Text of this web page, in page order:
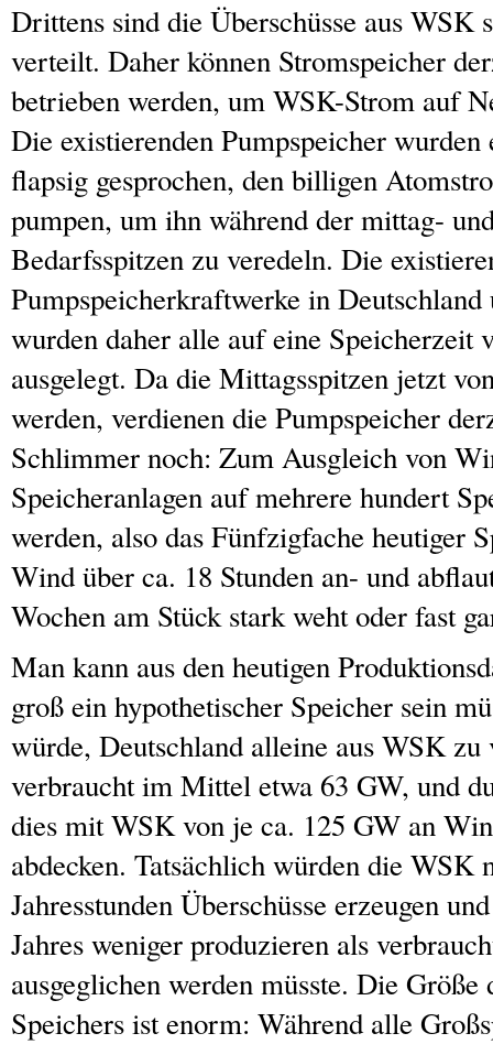
Drittens sind die Überschüsse aus WSK
verteilt. Daher können Stromspeicher
betrieben werden, um WSK-Strom auf
Die existierenden Pumpspeicher
flapsig gesprochen, den billigen
pumpen, um ihn während der mittag-
Bedarfsspitzen zu veredeln. Die
Pumpspeicherkraftwerke in
wurden daher alle auf eine Speicherzeit
ausgelegt. Da die Mittagsspitzen jetzt
werden, verdienen die Pumpspeicher
Schlimmer noch: Zum Ausgleich von
Speicheranlagen auf mehrere hundert
werden, also das Fünfzigfache heutiger
Wind über ca. 18 Stunden an- und
Wochen am Stück stark weht oder fast
Man kann aus den heutigen
groß ein hypothetischer Speicher sein
würde, Deutschland alleine aus WSK zu
verbraucht im Mittel etwa 63 GW, und
dies mit WSK von je ca. 125 GW an
abdecken. Tatsächlich würden die WSK
Jahresstunden Überschüsse erzeugen
Jahres weniger produzieren als
ausgeglichen werden müsste. Die Größe
Speichers ist enorm: Während alle